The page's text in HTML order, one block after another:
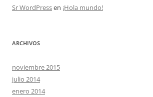
Sr WordPressen ¡Hola mundo!
ARCHIVOS
noviembre 2015
julio 2014
enero 2014